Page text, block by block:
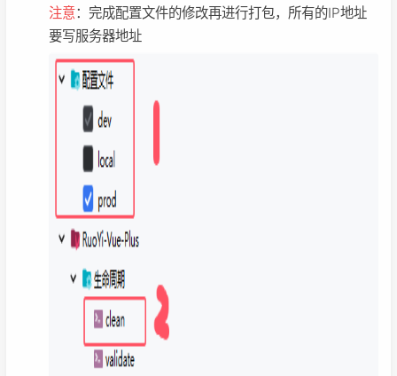
注意：完成配置文件的修改再进行打包，所有的IP地址
要写服务器地址